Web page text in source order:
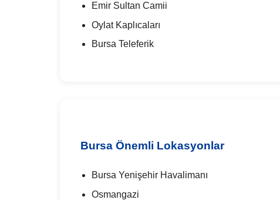
Emir Sultan Camii
Oylat Kaplıcaları
Bursa Teleferik
Bursa Önemli Lokasyonlar
Bursa Yenişehir Havalimanı
Osmangazi